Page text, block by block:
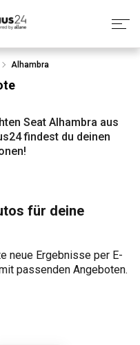
Alhambra
Seat Alhambra aus
findest du deinen
für deine
neue Ergebnisse per E-
passenden Angeboten.